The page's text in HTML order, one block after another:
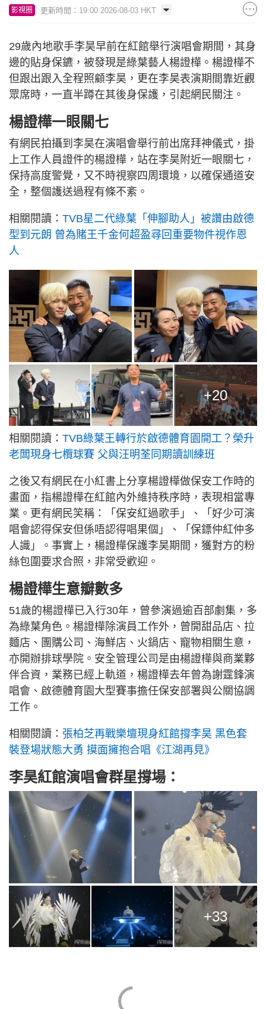
影視圈 更新時間：19:00 2026-08-03 HKT
29歲內地歌手李昊早前在紅館舉行演唱會期間，其身
邊的貼身保鑣，被發現是綠葉藝人楊證樺。楊證樺不
但跟出跟入全程照顧李昊，更在李昊表演期間靠近觀
眾席時，一直半蹲在其後身保護，引起網民關注。
楊證樺一眼關七
有網民拍攝到李昊在演唱會舉行前出席拜神儀式，掛
上工作人員證件的楊證樺，站在李昊附近一眼關七，
保持高度警覺，又不時視察四周環境，以確保通道安
全，整個護送過程有條不紊。
相關閱讀： TVB星二代綠葉「伸腳助人」被讚由啟德
型到元朗 曾為賭王千金何超盈尋回重要物件視作恩
人
+20
相關閱讀： TVB綠葉王轉行於啟德體育園開工？榮升
老闆現身七欖球賽 父與汪明荃同期讀訓練班
之後又有網民在小紅書上分享楊證樺做保安工作時的
畫面，指楊證樺在紅館內外維持秩序時，表現相當專
業。更有網民笑稱：「保安紅過歌手」、「好少可演
唱會認得保安但係唔認得唱果個」、「保鏢仲紅仲多
人識」。事實上，楊證樺保護李昊期間，獲對方的粉
絲包圍要求合照，非常受歡迎。
楊證樺生意瓣數多
51歲的楊證樺已入行30年，曾參演過逾百部劇集，多
為綠葉角色。楊證樺除演員工作外，曾開甜品店、拉
麵店、團購公司、海鮮店、火鍋店、寵物相關生意，
亦開辦排球學院。安全管理公司是由楊證樺與商業夥
伴合資，業務已經上軌道，楊證樺去年曾為謝霆鋒演
唱會、啟德體育園大型賽事擔任保安部署與公關協調
工作。
相關閱讀： 張柏芝再戰樂壇現身紅館撐李昊 黑色套
裝登場狀態大勇 摸面擁抱合唱《江湖再見》
李昊紅館演唱會群星撐場：
+33